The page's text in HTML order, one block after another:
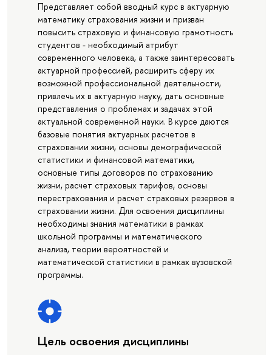
Представляет собой вводный курс в актуарную
математику страхования жизни и призван
повысить страховую и финансовую грамотность
студентов - необходимый атрибут
современного человека, а также заинтересовать
актуарной профессией, расширить сферу их
возможной профессиональной деятельности,
привлечь их в актуарную науку, дать основные
представления о проблемах и задачах этой
актуальной современной науки. В курсе даются
базовые понятия актуарных расчетов в
страховании жизни, основы демографической
статистики и финансовой математики,
основные типы договоров по страхованию
жизни, расчет страховых тарифов, основы
перестрахования и расчет страховых резервов в
страховании жизни. Для освоения дисциплины
необходимы знания математики в рамках
школьной программы и математического
анализа, теории вероятностей и
математической статистики в рамках вузовской
программы.
Цель освоения дисциплины